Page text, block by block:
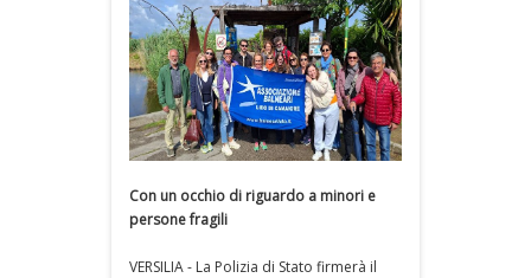
Con un occhio di riguardo a minori e
persone fragili
VERSILIA - La Polizia di Stato firmerà il